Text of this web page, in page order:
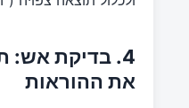
4. בדיקת אש:
את ההוראות